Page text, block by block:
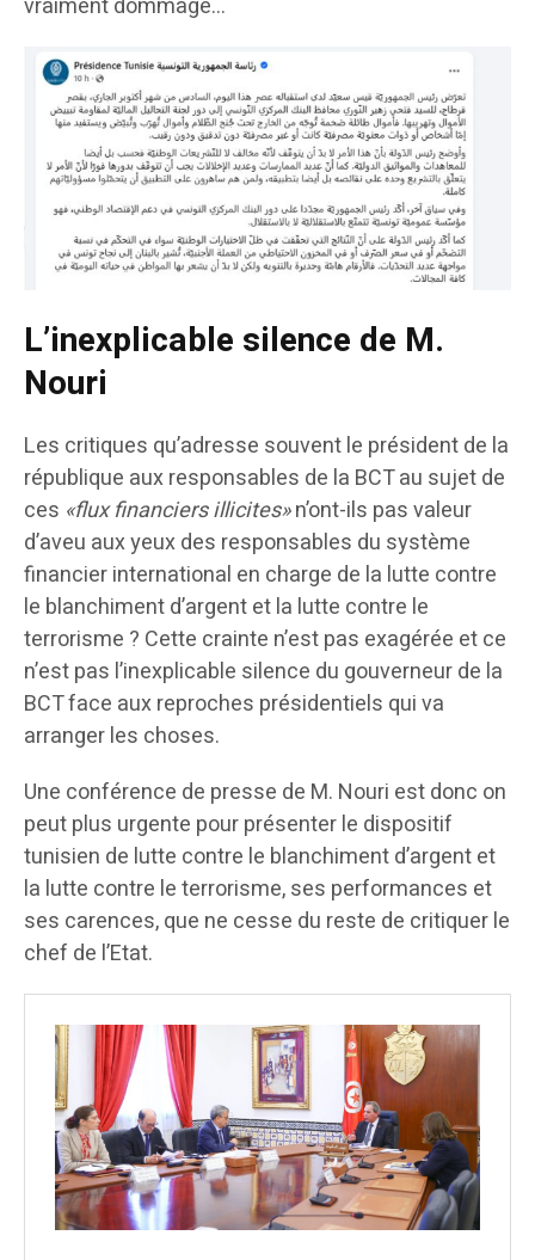
vraiment dommage…
L’inexplicable silence de M.
Nouri
Les critiques qu’adresse souvent le président de la
république aux responsables de la BCT au sujet de
ces «flux financiers illicites»n’ont-ils pas valeur
d’aveu aux yeux des responsables du système
financier international en charge de la lutte contre
le blanchiment d’argent et la lutte contre le
terrorisme ? Cette crainte n’est pas exagérée et ce
n’est pas l’inexplicable silence du gouverneur de la
BCT face aux reproches présidentiels qui va
arranger les choses.
Une conférence de presse de M. Nouri est donc on
peut plus urgente pour présenter le dispositif
tunisien de lutte contre le blanchiment d’argent et
la lutte contre le terrorisme, ses performances et
ses carences, que ne cesse du reste de critiquer le
chef de l’Etat.